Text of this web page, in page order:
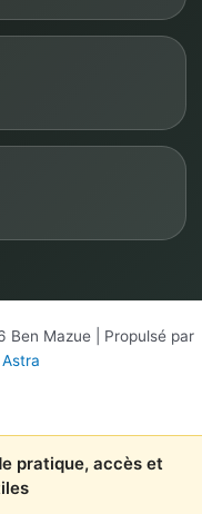
Mazue | Propulsé par
pratique, accès et